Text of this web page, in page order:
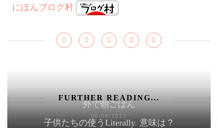
にほんブログ村
FURTHER READING...
外で朝ごはん
06/08/2023
子供たちの使うLiterally. 意味は？